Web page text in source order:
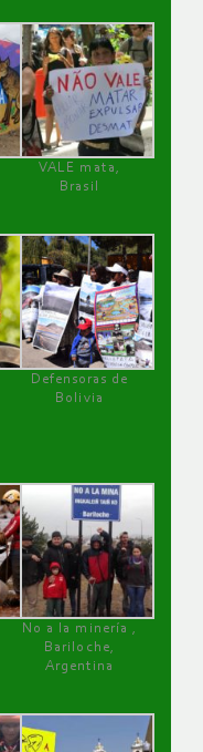
VALE mata,
Brasil
Defensoras de
Bolivia
No a la minería ,
Bariloche,
Argentina